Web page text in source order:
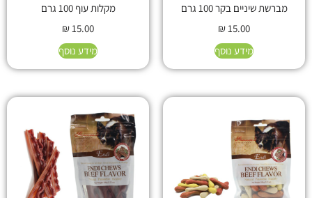
מברשת שיניים בקר 100 גרם
₪15.00
מידע נוסף
מקלות עוף 100 גרם
₪15.00
מידע נוסף